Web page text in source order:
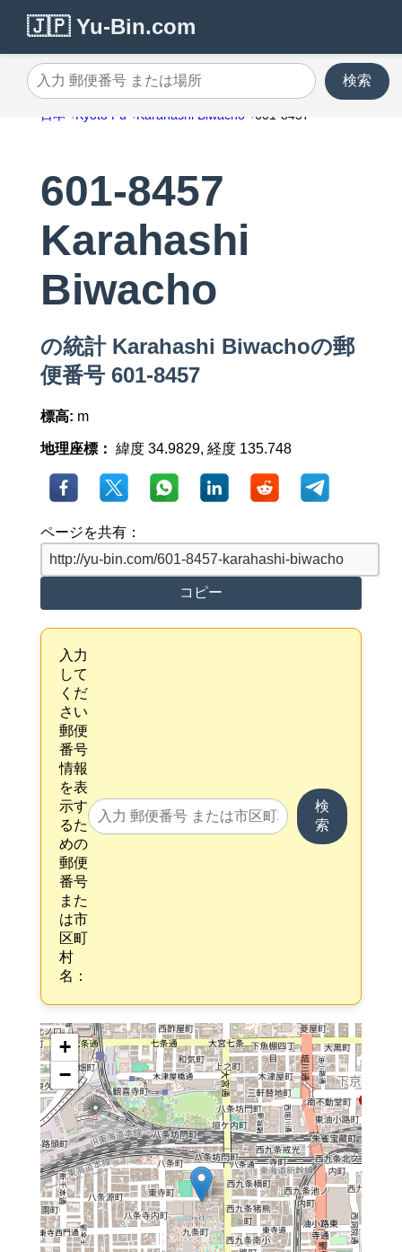
🇯🇵 Yu-Bin.com
入力 郵便番号 または場所
検索
日本 Kyoto Fu Karahashi Biwacho 601-8457
601-8457
Karahashi
Biwacho
の統計 Karahashi Biwachoの郵
便番号 601-8457
標高: m
地理座標： 緯度 34.9829, 経度 135.748
ページを共有：
コピー
入力
して
くだ
さい
郵便
番号
情報
を表
示す
るた
めの
郵便
番号
また
は市
区町
村
名：
検
索
+
−